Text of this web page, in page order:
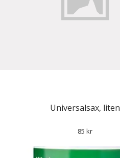
Universalsax, liten
85 kr